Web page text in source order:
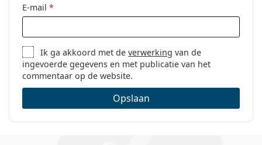
E-mail *
Ik ga akkoord met deverwerking van de
ingevoerde gegevens en met publicatie van het
commentaar op de website.
Opslaan